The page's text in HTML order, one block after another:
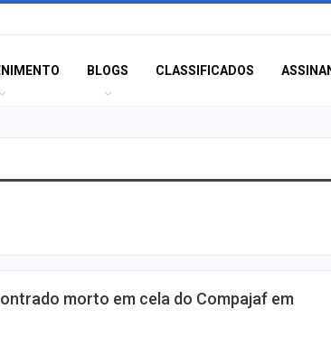
BLOGS CLASSIFICADOS
morto em cela do Compajaf em
Aposta de
quina da Mega-